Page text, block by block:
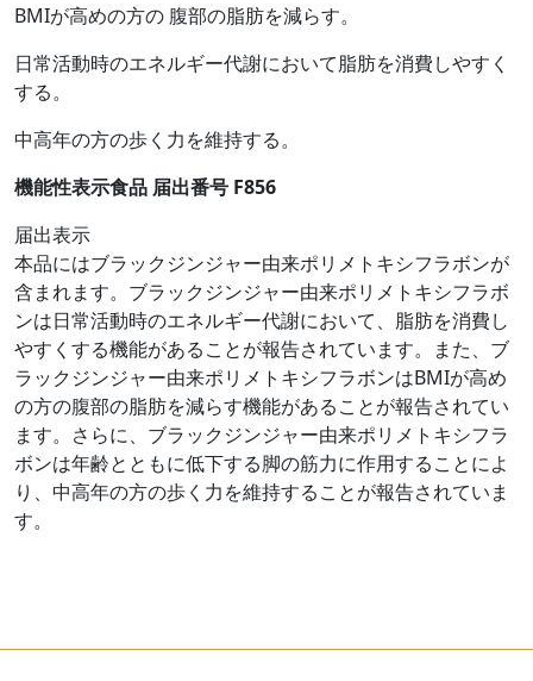
BMIが高めの方の 腹部の脂肪を減らす。
日常活動時のエネルギー代謝において脂肪を消費しやすく
する。
中高年の方の歩く力を維持する。
機能性表示食品 届出番号 F856
届出表示
本品にはブラックジンジャー由来ポリメトキシフラボンが
含まれます。ブラックジンジャー由来ポリメトキシフラボ
ンは日常活動時のエネルギー代謝において、脂肪を消費し
やすくする機能があることが報告されています。また、ブ
ラックジンジャー由来ポリメトキシフラボンはBMIが高め
の方の腹部の脂肪を減らす機能があることが報告されてい
ます。さらに、ブラックジンジャー由来ポリメトキシフラ
ボンは年齢とともに低下する脚の筋力に作用することによ
り、中高年の方の歩く力を維持することが報告されていま
す。